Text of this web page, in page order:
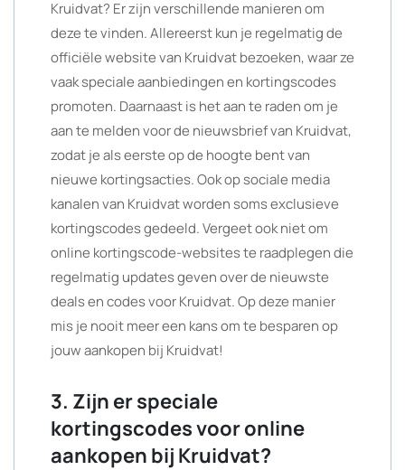
Kruidvat? Er zijn verschillende manieren om
deze te vinden. Allereerst kun je regelmatig de
officiële website van Kruidvat bezoeken, waar ze
vaak speciale aanbiedingen en kortingscodes
promoten. Daarnaast is het aan te raden om je
aan te melden voor de nieuwsbrief van Kruidvat,
zodat je als eerste op de hoogte bent van
nieuwe kortingsacties. Ook op sociale media
kanalen van Kruidvat worden soms exclusieve
kortingscodes gedeeld. Vergeet ook niet om
online kortingscode-websites te raadplegen die
regelmatig updates geven over de nieuwste
deals en codes voor Kruidvat. Op deze manier
mis je nooit meer een kans om te besparen op
jouw aankopen bij Kruidvat!
3. Zijn er speciale
kortingscodes voor online
aankopen bij Kruidvat?